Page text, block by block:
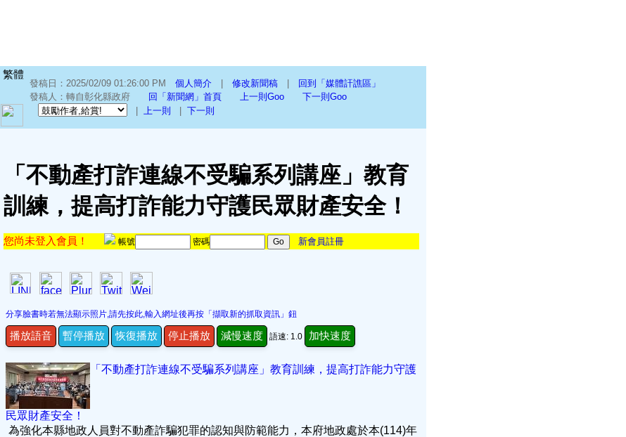
繁體
發稿日：2025/02/09 01:26:00 PM 個人簡介| 修改新聞稿|
回到「媒體訐譙區」
發稿人：轉自彰化縣政府
回「新聞網」首頁 上一則Goo
下一則Goo
上一則 下一則
「不動產打詐連線不受騙系列講座」教育
訓練，提高打詐能力守護民眾財產安全！
您尚未登入會員！ 帳號 密碼 新會員註冊
分享臉書時若無法顯示照片,請先按此,輸入網址後再按「擷取新的抓取資訊」鈕
播放語音 暫停播放 恢復播放 停止播放 減慢速度 語速: 1.0 加快速度
「不動產打詐連線不受騙系列講座」教育訓練，提高打詐能力守護
民眾財產安全！
為強化本縣地政人員對不動產詐騙犯罪的認知與防範能力，本府地政處於本(114)年